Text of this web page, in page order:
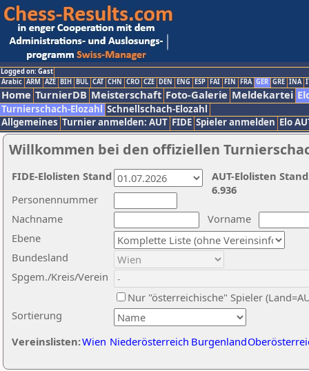
Logged on: Gast
Arabic ARM AZE BIH BUL CAT CHN CRO CZE DEN ENG ESP FAI FIN FRA GER GRE INA
Home TurnierDB Meisterschaft Foto-Galerie Meldekartei
Turnierschach-Elozahl Schnellschach-Elozahl
Allgemeines Turnier anmelden: AUT FIDE Spieler anmelden Elo
Willkommen bei den offiziellen
Nachname
Vorname
Ebene
Sortierung
Personennummer
Bundesland
Spgem./Kreis/Verein
Nur "österreichische" Spieler
Vereinslisten:Wien Niederösterreich Burgenland
AUT-Elolisten
6.936
FIDE-Elolisten Stand